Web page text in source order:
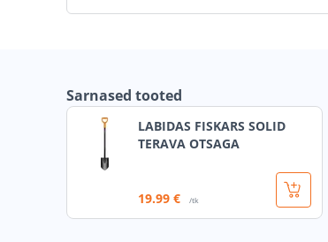
Sarnased tooted
LABIDAS FISKARS SOLID
TERAVA OTSAGA
19.99 € /tk